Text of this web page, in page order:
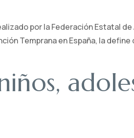
por la Federación Estatal
Temprana en España, la